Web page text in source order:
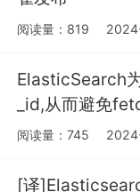
阅读量：819
ElasticSearch
_id,从而避免
阅读量：745
[译